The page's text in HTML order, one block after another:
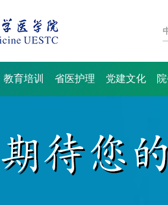
教育培训 省医护理 党建文化